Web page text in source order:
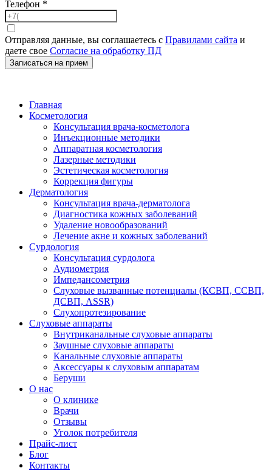
Телефон *
Отправляя данные, вы соглашаетесь с Правилами сайта и
даете свое Согласие на обработку ПД
Записаться на прием
Главная
Косметология
Консультация врача-косметолога
Инъекционные методики
Аппаратная косметология
Лазерные методики
Эстетическая косметология
Коррекция фигуры
Дерматология
Консультация врача-дерматолога
Диагностика кожных заболеваний
Удаление новообразований
Лечение акне и кожных заболеваний
Сурдология
Консультация сурдолога
Аудиометрия
Импедансометрия
Слуховые вызванные потенциалы (КСВП, ССВП,
ДСВП, ASSR)
Слухопротезирование
Слуховые аппараты
Внутриканальные слуховые аппараты
Заушные слуховые аппараты
Канальные слуховые аппараты
Аксессуары к слуховым аппаратам
Беруши
О нас
О клинике
Врачи
Отзывы
Уголок потребителя
Прайс-лист
Блог
Контакты